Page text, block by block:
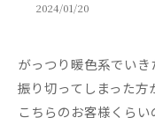
2024/01/20
がっつり暖色系でいき
振り切ってしまった方
こちらのお客様くら